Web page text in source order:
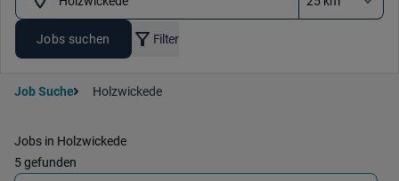
Jobs suchen Filter
Job Suche Holzwickede
Jobs in Holzwickede
5 gefunden